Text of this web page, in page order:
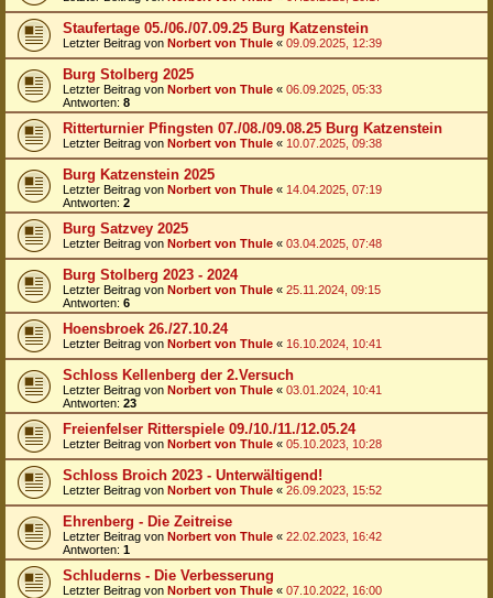
Staufertage 05./06./07.09.25 Burg Katzenstein
Letzter Beitrag von Norbert von Thule « 09.09.2025, 12:39
Burg Stolberg 2025
Letzter Beitrag von Norbert von Thule « 06.09.2025, 05:33
Antworten: 8
Ritterturnier Pfingsten 07./08./09.08.25 Burg Katzenstein
Letzter Beitrag von Norbert von Thule « 10.07.2025, 09:38
Burg Katzenstein 2025
Letzter Beitrag von Norbert von Thule « 14.04.2025, 07:19
Antworten: 2
Burg Satzvey 2025
Letzter Beitrag von Norbert von Thule « 03.04.2025, 07:48
Burg Stolberg 2023 - 2024
Letzter Beitrag von Norbert von Thule « 25.11.2024, 09:15
Antworten: 6
Hoensbroek 26./27.10.24
Letzter Beitrag von Norbert von Thule « 16.10.2024, 10:41
Schloss Kellenberg der 2.Versuch
Letzter Beitrag von Norbert von Thule « 03.01.2024, 10:41
Antworten: 23
Freienfelser Ritterspiele 09./10./11./12.05.24
Letzter Beitrag von Norbert von Thule « 05.10.2023, 10:28
Schloss Broich 2023 - Unterwältigend!
Letzter Beitrag von Norbert von Thule « 26.09.2023, 15:52
Ehrenberg - Die Zeitreise
Letzter Beitrag von Norbert von Thule « 22.02.2023, 16:42
Antworten: 1
Schluderns - Die Verbesserung
Letzter Beitrag von Norbert von Thule « 07.10.2022, 16:00